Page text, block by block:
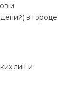
и
в городе
лиц и